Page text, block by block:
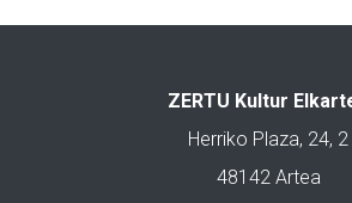
ZERTU Kultur
Herriko Plaza, 24, 2
48142 Artea